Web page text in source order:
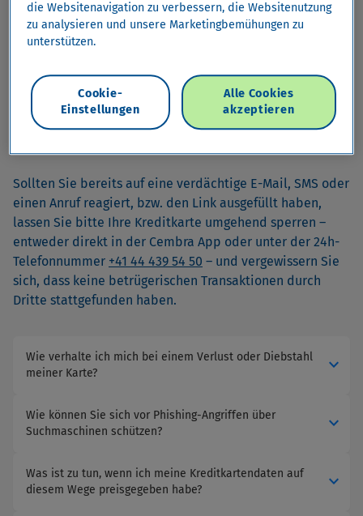
Was tun?
Falls Sie eine verdächtige Nachricht per E-Mail oder
diese bitte umgehend an Cembra unter
antiphishing@cembra.ch
und löschen Sie die
verdächtige Nachricht danach unbeantwortet. Klicken
Sollten Sie bereits auf eine verdächtige E-Mail, SMS oder
einen Anruf reagiert, bzw. den Link ausgefüllt haben,
lassen Sie bitte Ihre Kreditkarte umgehend sperren –
entweder direkt in der Cembra App oder unter der 24h-
Telefonnummer +41 44 439 54 50 – und vergewissern Sie
sich, dass keine betrügerischen Transaktionen durch
Dritte stattgefunden haben.
Wie verhalte ich mich bei einem Verlust oder Diebstahl
meiner Karte?
expand_more
Wie können Sie sich vor Phishing-Angriffen über
Suchmaschinen schützen?
expand_more
Was ist zu tun, wenn ich meine Kreditkartendaten auf
diesem Wege preisgegeben habe?
expand_more
die Websitenavigation zu verbessern, die Websitenutzung
zu analysieren und unsere Marketingbemühungen zu
unterstützen.
Alle Cookies
akzeptieren
Cookie-
Einstellungen